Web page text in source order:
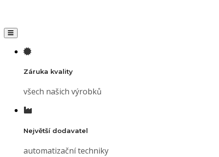
Toggle navigation
Záruka kvality
všech našich výrobků
Největší dodavatel
automatizační techniky